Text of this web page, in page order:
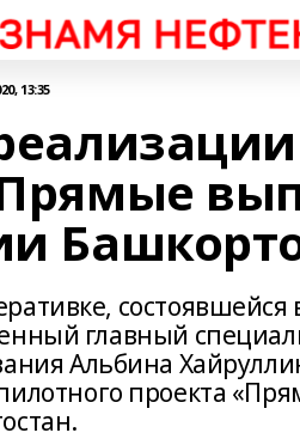
13:35
состоявшейся
главный
Альбина
проекта